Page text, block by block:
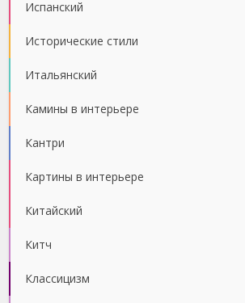
Испанский
Исторические стили
Итальянский
Камины в интерьере
Кантри
Картины в интерьере
Китайский
Китч
Классицизм